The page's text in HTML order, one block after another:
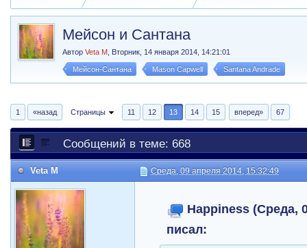
Мейсон и Сантана
АвторVeta M Вторник, 14 января 2014, 14:21:01
Мейсон-Сантана Mason Capwell Santana Andrade
1 «назад Страницы 11 12 13 14 15 вперед» 67
Сообщений в теме: 668
Veta M Среда, 09 апреля 2014, 15:32:49
Happiness (Среда,
писал: